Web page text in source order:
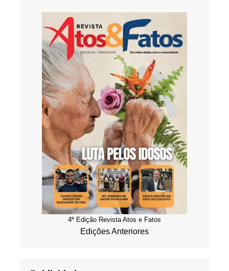
4ª Edição Revista Atos e Fatos
Edições Anteriores